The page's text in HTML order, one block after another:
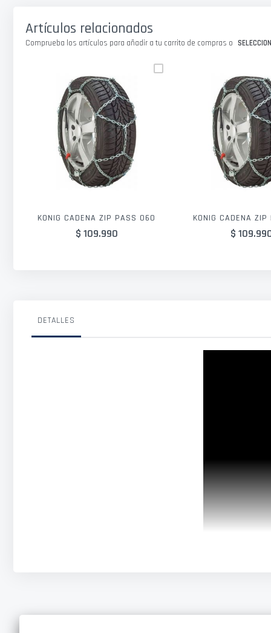
imágenes
Artículos relacionados
Comprueba los artículos para añadir a tu carrito de compras o
KONIG CADENA ZIP PASS 060
$ 109.990
KONIG CADENA
$
DETALLES